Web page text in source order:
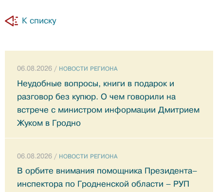
К списку
06.08.2026 / НОВОСТИ РЕГИОНА
Неудобные вопросы, книги в подарок и
разговор без купюр. О чем говорили на
встрече с министром информации Дмитрием
Жуком в Гродно
06.08.2026 / НОВОСТИ РЕГИОНА
В орбите внимания помощника Президента–
инспектора по Гродненской области – РУП